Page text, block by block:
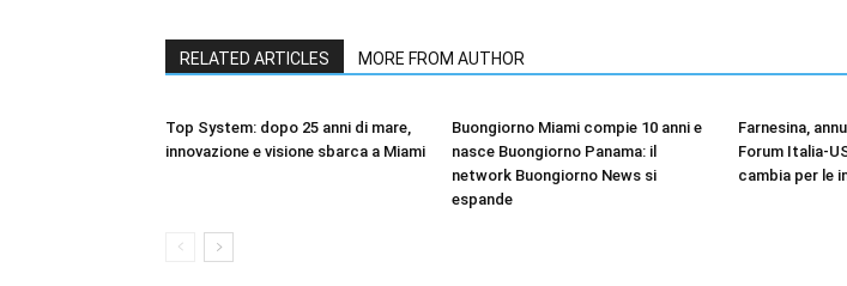
RELATED ARTICLES MORE FROM AUTHOR
Top System: dopo 25 anni di mare,
innovazione e visione sbarca a Miami
Buongiorno Miami compie 10 anni e
nasce Buongiorno Panama: il
network Buongiorno News si
espande
Farnesina,
Forum Italia-
cambia per le